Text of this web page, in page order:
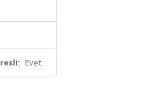
Evet